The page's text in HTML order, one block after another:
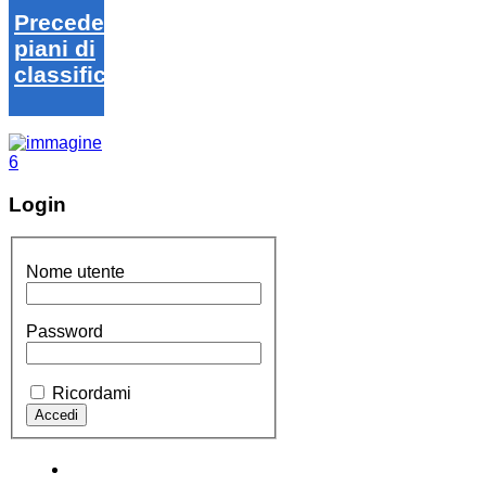
Precedenti
piani di
classifica
Login
Nome utente
Password
Ricordami